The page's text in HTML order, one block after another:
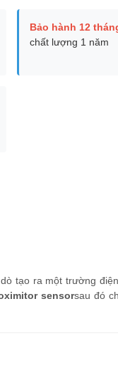
Bảo hành 12
chất lượng 1 năm
tạo ra một trường
sensorsau đó